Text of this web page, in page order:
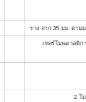
ราง จาก 35 มม. ตาม
เทอร์โมพลาสติก
2 โ